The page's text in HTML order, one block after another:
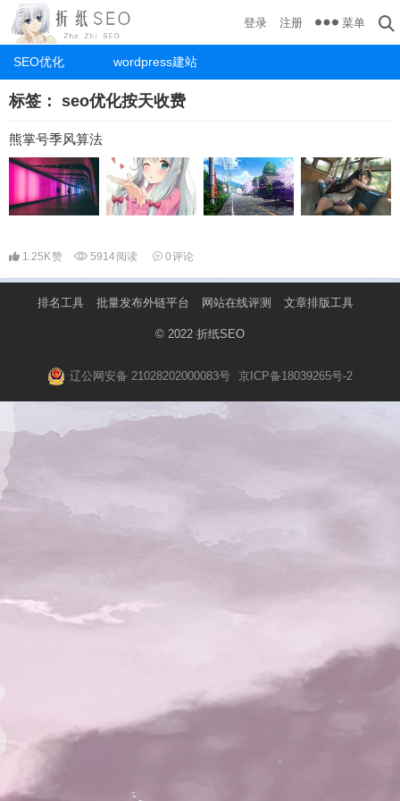
SEO优化 wordpress建站
登录 注册 菜单
标签： seo优化按天收费
熊掌号季风算法
1.25K赞 5914阅读 0评论
排名工具 批量发布外链平台 网站在线评测 文章排版工具
© 2022 折纸SEO
辽公网安备 21028202000083号 京ICP备18039265号-2